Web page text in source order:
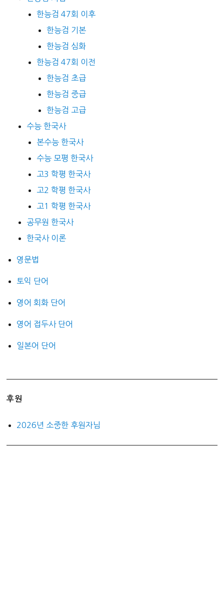
한능검 47회 이후
한능검 기본
한능검 심화
한능검 47회 이전
한능검 초급
한능검 중급
한능검 고급
수능 한국사
본수능 한국사
수능 모평 한국사
고3 학평 한국사
고2 학평 한국사
고1 학평 한국사
공무원 한국사
한국사 이론
영문법
토익 단어
영어 회화 단어
영어 접두사 단어
일본어 단어
후원
2026년 소중한 후원자님